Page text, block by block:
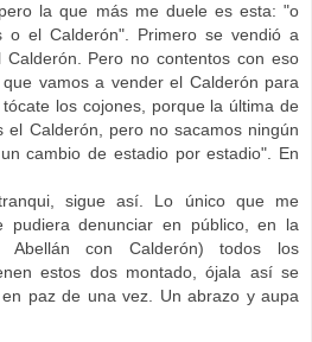
la que más me duele es esta: "o
o el Calderón". Primero se vendió a
Calderón. Pero no contentos con eso
vamos a vender el Calderón para
los cojones, porque la última de
el Calderón, pero no sacamos ningún
cambio de estadio por estadio". En
sigue así. Lo único que me
pudiera denunciar en público, en la
Abellán con Calderón) todos los
estos dos montado, ójala así se
paz de una vez. Un abrazo y aupa